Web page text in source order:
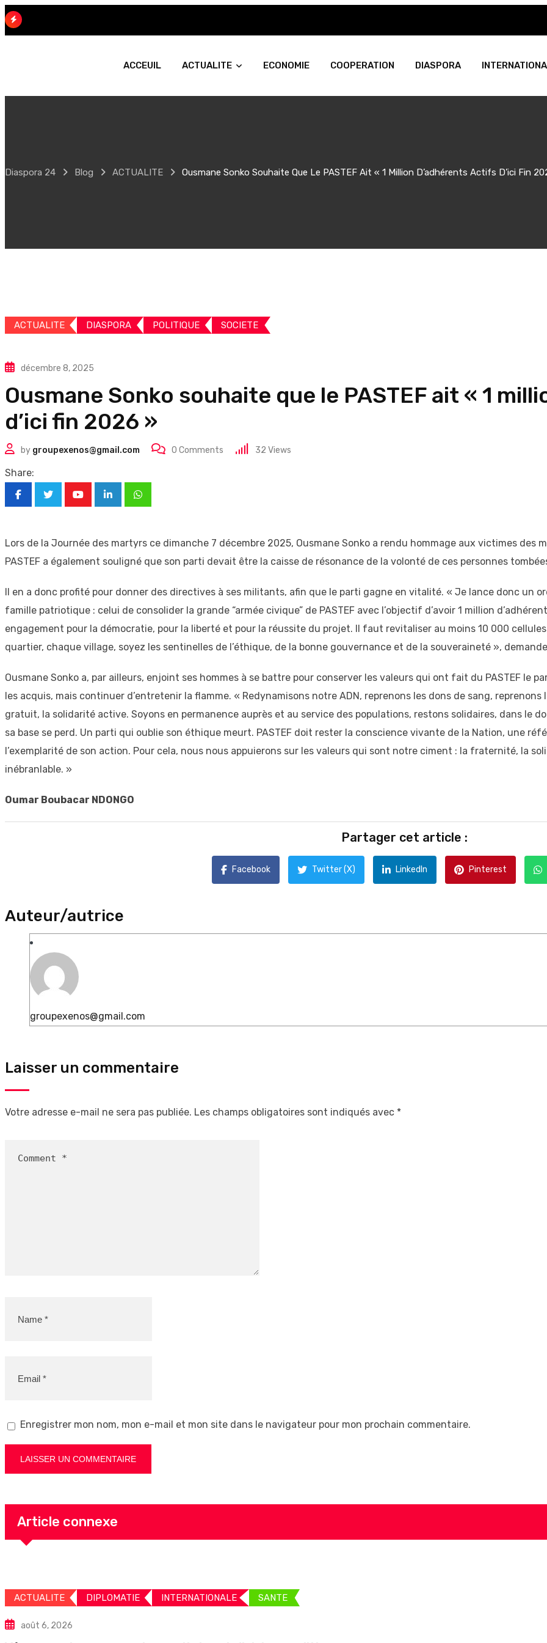
Skip
to
ACCEUIL ACTUALITE ECONOMIE COOPERATION DIASPORA
Diaspora 24 Blog ACTUALITE Ousmane Sonko Souhaite Que Le PASTEF Ait « 1 Million D’adhérents Actifs D’ici Fin
ACTUALITE DIASPORA POLITIQUE SOCIETE
décembre 8, 2025
Ousmane Sonko souhaite que le PASTEF ait « 1
d’ici fin 2026 »
by groupexenos@gmail.com 0 Comments 32 Views
Share:
LinkedInWhatsapp
Lors de la Journée des martyrs ce dimanche 7 décembre 2025, Ousmane Sonko a rendu hommage aux victimes
PASTEF a également souligné que son parti devait être la caisse de résonance de la volonté de ces personnes
Il en a donc profité pour donner des directives à ses militants, afin que le parti gagne en vitalité. « Je lance donc un
famille patriotique : celui de consolider la grande “armée civique” de PASTEF avec l’objectif d’avoir 1 million
engagement pour la démocratie, pour la liberté et pour la réussite du projet. Il faut revitaliser au moins 10 000
quartier, chaque village, soyez les sentinelles de l’éthique, de la bonne gouvernance et de la souveraineté »,
Ousmane Sonko a, par ailleurs, enjoint ses hommes à se battre pour conserver les valeurs qui ont fait du PASTEF le
les acquis, mais continuer d’entretenir la flamme. « Redynamisons notre ADN, reprenons les dons de sang,
gratuit, la solidarité active. Soyons en permanence auprès et au service des populations, restons solidaires, dans le
sa base se perd. Un parti qui oublie son éthique meurt. PASTEF doit rester la conscience vivante de la Nation, une
l’exemplarité de son action. Pour cela, nous nous appuierons sur les valeurs qui sont notre ciment : la fraternité, la
inébranlable. »
Oumar Boubacar NDONGO
Partager cet article :
Facebook Twitter (X) LinkedIn Pinterest
Auteur/autrice
groupexenos@gmail.com
Laisser un commentaire
Votre adresse e-mail ne sera pas publiée. Les champs obligatoires sont indiqués avec *
Enregistrer mon nom, mon e-mail et mon site dans le navigateur pour mon prochain commentaire.
Article connexe
ACTUALITE DIPLOMATIE INTERNATIONALE SANTE
août 6, 2026